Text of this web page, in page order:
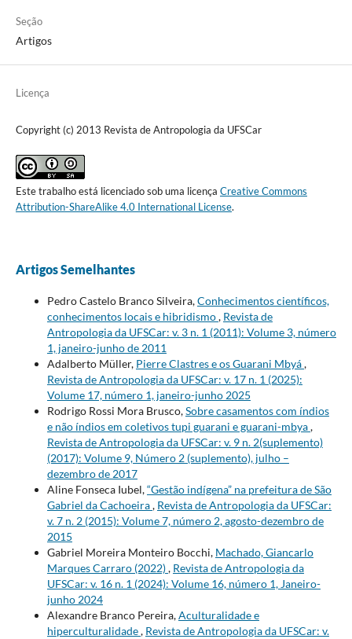
Seção
Artigos
Licença
Copyright (c) 2013 Revista de Antropologia da UFSCar
Este trabalho está licenciado sob uma licença Creative Commons
Attribution-ShareAlike 4.0 International License.
Artigos Semelhantes
Pedro Castelo Branco Silveira,Conhecimentos científicos,
conhecimentos locais e hibridismo, Revista de
Antropologia da UFSCar: v. 3 n. 1 (2011): Volume 3, número
1, janeiro-junho de 2011
Adalberto Müller, Pierre Clastres e os Guarani Mbyá,
Revista de Antropologia da UFSCar: v. 17 n. 1 (2025):
Volume 17, número 1, janeiro-junho 2025
Rodrigo Rossi Mora Brusco,Sobre casamentos com índios
e não índios em coletivos tupi guarani e guarani-mbya,
Revista de Antropologia da UFSCar: v. 9 n. 2(suplemento)
(2017): Volume 9, Número 2 (suplemento), julho –
dezembro de 2017
Aline Fonseca Iubel,“Gestão indígena” na prefeitura de São
Gabriel da Cachoeira, Revista de Antropologia da UFSCar:
v. 7 n. 2 (2015): Volume 7, número 2, agosto-dezembro de
2015
Gabriel Moreira Monteiro Bocchi, Machado, Giancarlo
Marques Carraro (2022), Revista de Antropologia da
UFSCar: v. 16 n. 1 (2024): Volume 16, número 1, Janeiro-
junho 2024
Alexandre Branco Pereira,Aculturalidade e
hiperculturalidade, Revista de Antropologia da UFSCar: v.